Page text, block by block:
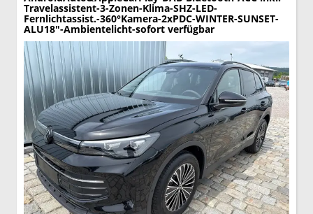
Travelassistent-3-Zonen-Klima-SHZ-LED-
Fernlichtassist.-360°Kamera-2xPDC-WINTER-SUNSET-
ALU18"-Ambientelicht-sofort verfügbar